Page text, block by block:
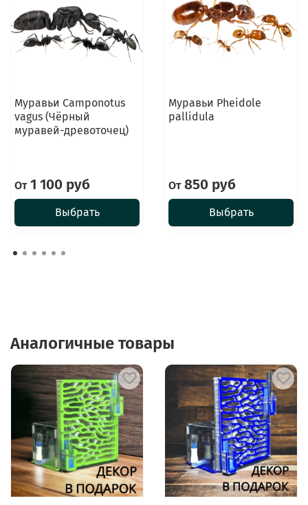
Муравьи Camponotus
vagus (Чёрный
муравей-древоточец)
От1 100 руб
Выбрать
Муравьи Pheidole
pallidula
От850 руб
Выбрать
Аналогичные товары